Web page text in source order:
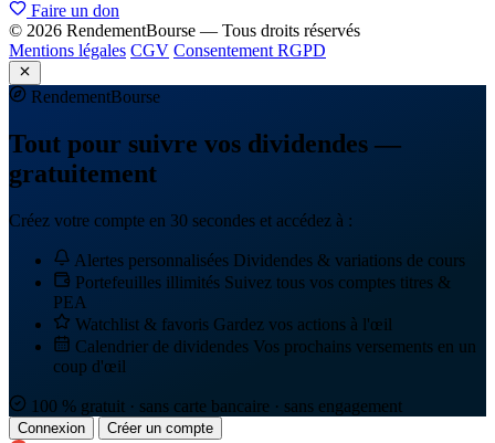
Faire un don
© 2026 RendementBourse — Tous droits réservés
Mentions légales CGV Consentement RGPD
RendementBourse
Tout pour suivre vos dividendes —
gratuitement
Créez votre compte en 30 secondes et accédez à :
Alertes personnalisées Dividendes & variations de cours
Portefeuilles illimités Suivez tous vos comptes titres &
PEA
Watchlist & favoris Gardez vos actions à l'œil
Calendrier de dividendes Vos prochains versements en un
coup d'œil
100 % gratuit · sans carte bancaire · sans engagement
Connexion Créer un compte